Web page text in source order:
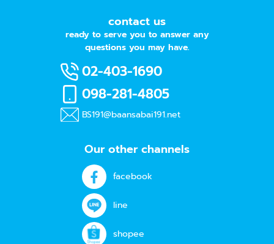
contact us
ready to serve you to answer any
questions you may have.
02-403-1690
098-281-4805
BS191@baansabai191.net
Our other channels
facebook
line
shopee